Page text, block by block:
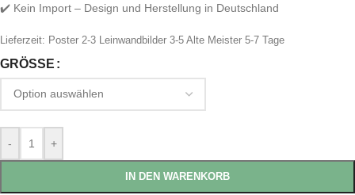
✔️ Kein Import – Design und Herstellung in Deutschland
Lieferzeit: Poster 2-3 Leinwandbilder 3-5 Alte Meister 5-7 Tage
GRÖSSE
- +
IN DEN WARENKORB